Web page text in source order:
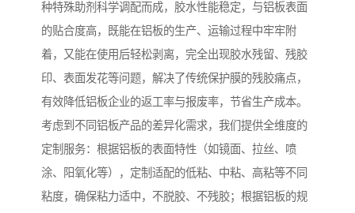
种特殊助剂科学调配而成，胶水性能稳定，与铝板表面
的贴合度高，既能在铝板的生产、运输过程中牢牢附
着，又能在使用后轻松剥离，完全出现胶水残留、残胶
印、表面发花等问题，解决了传统保护膜的残胶痛点，
有效降低铝板企业的返工率与报废率，节省生产成本。
考虑到不同铝板产品的差异化需求，我们提供全维度的
定制服务：根据铝板的表面特性（如镜面、拉丝、喷
涂、阳氧化等），定制适配的低粘、中粘、高粘等不同
粘度，确保粘力适中，不脱胶、不残胶；根据铝板的规